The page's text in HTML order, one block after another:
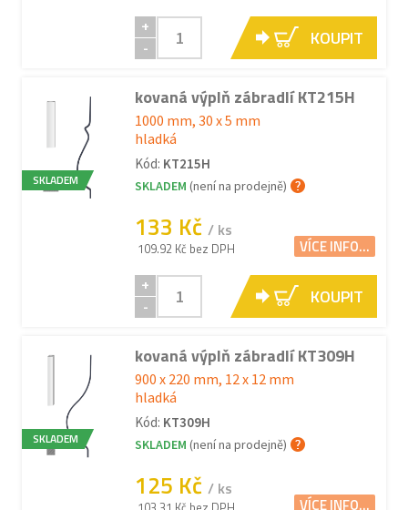
+
-
KOUPIT
SKLADEM
kovaná výplň zábradlí KT215H
1000 mm, 30 x 5 mm
hladká
Kód: KT215H
SKLADEM (není na prodejně)
133 Kč / ks
109.92 Kč bez DPH VÍCE INFO...
+
-
KOUPIT
SKLADEM
kovaná výplň zábradlí KT309H
900 x 220 mm, 12 x 12 mm
hladká
Kód: KT309H
SKLADEM (není na prodejně)
125 Kč / ks
VÍCE INFO...